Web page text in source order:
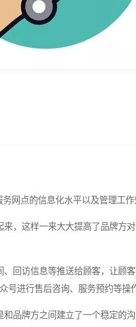
网点的信息化水平以及管理工作
，这样一来大大提高了品牌方
回访信息等推送给顾客，让顾
进行售后咨询、服务预约等操
品牌方之间建立了一个稳定的